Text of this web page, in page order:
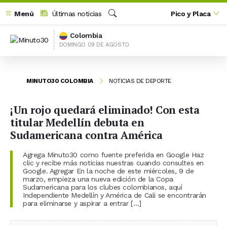
Menú
Últimas noticias
Buscar
Pico y Placa
Colombia
DOMINGO 09 DE AGOSTO
MINUTO30 COLOMBIA NOTICIAS DE DEPORTE
¡Un rojo quedará eliminado! Con esta
titular Medellín debuta en
Sudamericana contra América
Agrega Minuto30 como fuente preferida en Google Haz
clic y recibe más noticias nuestras cuando consultes en
Google. Agregar En la noche de este miércoles, 9 de
marzo, empieza una nueva edición de la Copa
Sudamericana para los clubes colombianos, aquí
Independiente Medellín y América de Cali se encontrarán
para eliminarse y aspirar a entrar […]